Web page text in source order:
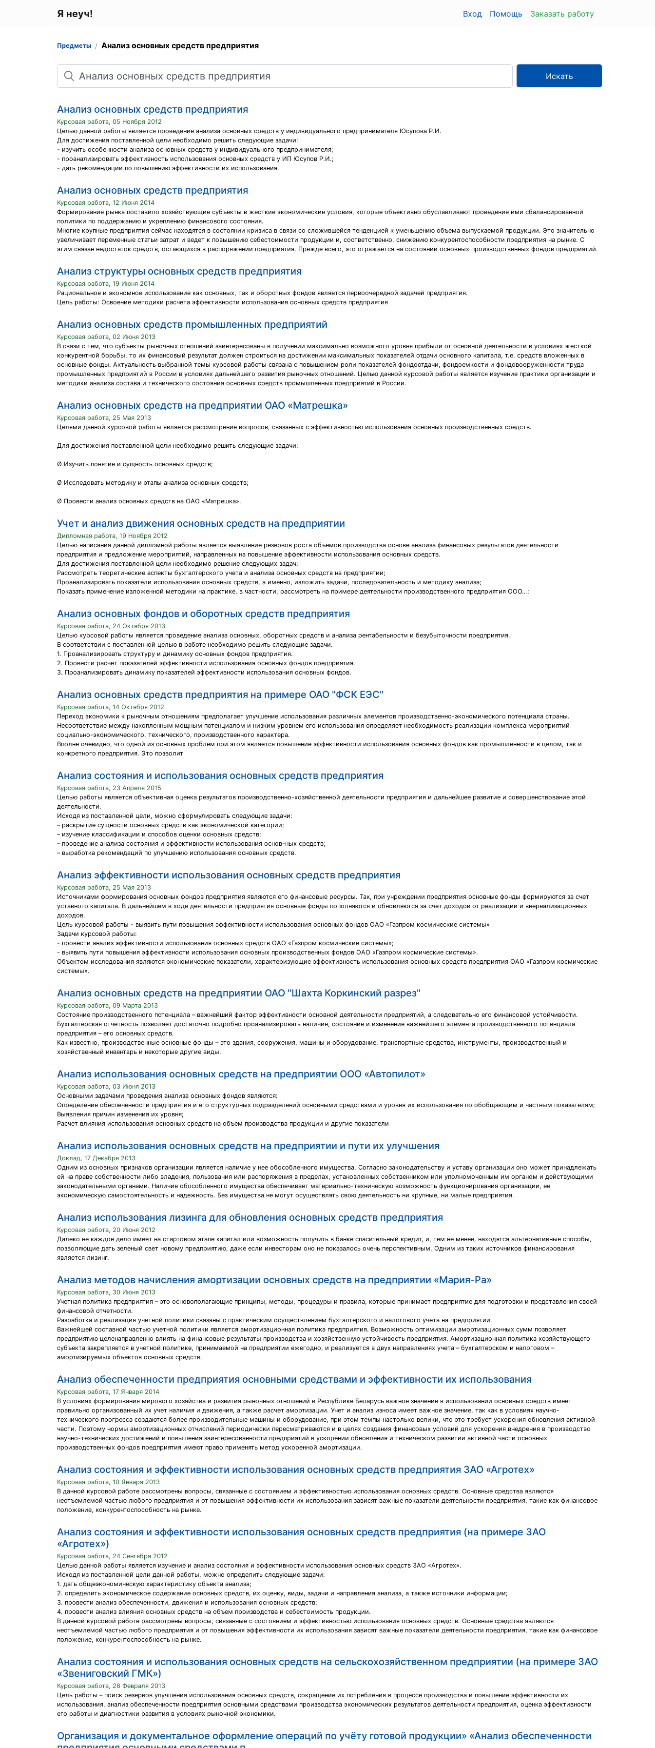
Я неуч! Вход Помощь Заказать работу
Предметы Анализ основных средств предприятия
Поиск
Искать
Анализ основных средств предприятия
Курсовая работа, 05 Ноября 2012
Целью данной работы является проведение анализа основных средств у индивидуального предпринимателя Юсупова Р.И.
Для достижения поставленной цели необходимо решить следующие задачи:
- изучить особенности анализа основных средств у индивидуального предпринимателя;
- проанализировать эффективность использования основных средств у ИП Юсупов Р.И.;
- дать рекомендации по повышению эффективности их использования.
Анализ основных средств предприятия
Курсовая работа, 12 Июня 2014
Формирование рынка поставило хозяйствующие субъекты в жесткие экономические условия, которые объективно обуславливают проведение ими сбалансированной
политики по поддержанию и укреплению финансового состояния.
Многие крупные предприятия сейчас находятся в состоянии кризиса в связи со сложившейся тенденцией к уменьшению объема выпускаемой продукции. Это значительно
увеличивает переменные статьи затрат и ведет к повышению себестоимости продукции и, соответственно, снижению конкурентоспособности предприятия на рынке. С
этим связан недостаток средств, остающихся в распоряжении предприятия. Прежде всего, это отражается на состоянии основных производственных фондов предприятий.
Анализ структуры основных средств предприятия
Курсовая работа, 19 Июня 2014
Рациональное и экономное использование как основных, так и оборотных фондов является первоочередной задачей предприятия.
Цель работы: Освоение методики расчета эффективности использования основных средств предприятия
Анализ основных средств промышленных предприятий
Курсовая работа, 02 Июня 2013
В связи с тем, что субъекты рыночных отношений заинтересованы в получении максимально возможного уровня прибыли от основной деятельности в условиях жесткой
конкурентной борьбы, то их финансовый результат должен строиться на достижении максимальных показателей отдачи основного капитала, т.е. средств вложенных в
основные фонды. Актуальность выбранной темы курсовой работы связана с повышением роли показателей фондоотдачи, фондоемкости и фондовооруженности труда
промышленных предприятий в России в условиях дальнейшего развития рыночных отношений. Целью данной курсовой работы является изучение практики организации и
методики анализа состава и технического состояния основных средств промышленных предприятий в России.
Анализ основных средств на предприятии ОАО «Матрешка»
Курсовая работа, 25 Мая 2013
Целями данной курсовой работы является рассмотрение вопросов, связанных с эффективностью использования основных производственных средств.
Для достижения поставленной цели необходимо решить следующие задачи:
Ø Изучить понятие и сущность основных средств;
Ø Исследовать методику и этапы анализа основных средств;
Ø Провести анализ основных средств на ОАО «Матрешка».
Учет и анализ движения основных средств на предприятии
Дипломная работа, 19 Ноября 2012
Целью написания данной дипломной работы является выявление резервов роста объемов производства основе анализа финансовых результатов деятельности
предприятия и предложение мероприятий, направленных на повышение эффективности использования основных средств.
Для достижения поставленной цели необходимо решение следующих задач:
Рассмотреть теоретические аспекты бухгалтерского учета и анализа основных средств на предприятии;
Проанализировать показатели использования основных средств, а именно, изложить задачи, последовательность и методику анализа;
Показать применение изложенной методики на практике, в частности, рассмотреть на примере деятельности производственного предприятия ООО…;
Анализ основных фондов и оборотных средств предприятия
Курсовая работа, 24 Октября 2013
Целью курсовой работы является проведение анализа основных, оборотных средств и анализа рентабельности и безубыточности предприятия.
В соответствии с поставленной целью в работе необходимо решить следующие задачи.
1. Проанализировать структуру и динамику основных фондов предприятия.
2. Провести расчет показателей эффективности использования основных фондов предприятия.
3. Проанализировать динамику показателей эффективности использования основных фондов.
Анализ основных средств предприятия на примере ОАО "ФСК ЕЭС"
Курсовая работа, 14 Октября 2012
Переход экономики к рыночным отношениям предполагает улучшение использования различных элементов производственно-экономического потенциала страны.
Несоответствие между накопленным мощным потенциалом и низким уровнем его использования определяет необходимость реализации комплекса мероприятий
социально-экономического, технического, производственного характера.
Вполне очевидно, что одной из основных проблем при этом является повышение эффективности использования основных фондов как промышленности в целом, так и
конкретного предприятия. Это позволит
Анализ состояния и использования основных средств предприятия
Курсовая работа, 23 Апреля 2015
Целью работы является объективная оценка результатов производственно-хозяйственной деятельности предприятия и дальнейшее развитие и совершенствование этой
деятельности.
Исходя из поставленной цели, можно сформулировать следующие задачи:
– раскрытие сущности основных средств как экономической категории;
– изучение классификации и способов оценки основных средств;
– проведение анализа состояния и эффективности использования основ-ных средств;
– выработка рекомендаций по улучшению использования основных средств.
Анализ эффективности использования основных средств предприятия
Курсовая работа, 25 Мая 2013
Источниками формирования основных фондов предприятия являются его финансовые ресурсы. Так, при учреждении предприятия основные фонды формируются за счет
уставного капитала. В дальнейшем в ходе деятельности предприятия основные фонды пополняются и обновляются за счет доходов от реализации и внереализационных
доходов.
Цель курсовой работы - выявить пути повышения эффективности использования основных фондов ОАО «Газпром космические системы»
Задачи курсовой работы:
- провести анализ эффективности использования основных средств ОАО «Газпром космические системы»;
- выявить пути повышения эффективности использования основных производственных фондов ОАО «Газпром космические системы».
Объектом исследования являются экономические показатели, характеризующие эффективность использования основных средств предприятия ОАО «Газпром космические
системы».
Анализ основных средств на предприятии ОАО "Шахта Коркинский разрез"
Курсовая работа, 09 Марта 2013
Состояние производственного потенциала – важнейший фактор эффективности основной деятельности предприятий, а следовательно его финансовой устойчивости.
Бухгалтерская отчетность позволяет достаточно подробно проанализировать наличие, состояние и изменение важнейшего элемента производственного потенциала
предприятия – его основных средств.
Как известно, производственные основные фонды – это здания, сооружения, машины и оборудование, транспортные средства, инструменты, производственный и
хозяйственный инвентарь и некоторые другие виды.
Анализ использования основных средств на предприятии ООО «Автопилот»
Курсовая работа, 03 Июня 2013
Основными задачами проведения анализа основных фондов являются:
Определение обеспеченности предприятия и его структурных подразделений основными средствами и уровня их использования по обобщающим и частным показателям;
Выявления причин изменения их уровня;
Расчет влияния использования основных средств на объем производства продукции и другие показатели
Анализ использования основных средств на предприятии и пути их улучшения
Доклад, 17 Декабря 2013
Одним из основных признаков организации является наличие у нее обособленного имущества. Согласно законодательству и уставу организации оно может принадлежать
ей на праве собственности либо владения, пользования или распоряжения в пределах, установленных собственником или уполномоченным им органом и действующими
законодательными органами. Наличие обособленного имущества обеспечивает материально-техническую возможность функционирования организации, ее
экономическую самостоятельность и надежность. Без имущества не могут осуществлять свою деятельность ни крупные, ни малые предприятия.
Анализ использования лизинга для обновления основных средств предприятия
Курсовая работа, 20 Июня 2012
Далеко не каждое дело имеет на стартовом этапе капитал или возможность получить в банке спасительный кредит, и, тем не менее, находятся альтернативные способы,
позволяющие дать зеленый свет новому предприятию, даже если инвесторам оно не показалось очень перспективным. Одним из таких источников финансирования
является лизинг.
Анализ методов начисления амортизации основных средств на предприятии «Мария-Ра»
Курсовая работа, 30 Июня 2013
Учетная политика предприятия – это основополагающие принципы, методы, процедуры и правила, которые принимает предприятие для подготовки и представления своей
финансовой отчетности.
Разработка и реализация учетной политики связаны с практическим осуществлением бухгалтерского и налогового учета на предприятии.
Важнейшей составной частью учетной политики является амортизационная политика предприятия. Возможность оптимизации амортизационных сумм позволяет
предприятию целенаправленно влиять на финансовые результаты производства и хозяйственную устойчивость предприятия. Амортизационная политика хозяйствующего
субъекта закрепляется в учетной политике, принимаемой на предприятии ежегодно, и реализуется в двух направлениях учета – бухгалтерском и налоговом –
амортизируемых объектов основных средств.
Анализ обеспеченности предприятия основными средствами и эффективности их использования
Курсовая работа, 17 Января 2014
В условиях формирования мирового хозяйства и развития рыночных отношений в Республике Беларусь важное значение в использовании основных средств имеет
правильно организованный их учет наличия и движения, а также расчет амортизации. Учет и анализ износа имеет важное значение, так как в условиях научно-
технического прогресса создаются более производительные машины и оборудование, при этом темпы настолько велики, что это требует ускорения обновления активной
части. Поэтому нормы амортизационных отчислений периодически пересматриваются и в целях создания финансовых условий для ускорения внедрения в производство
научно-технических достижений и повышения заинтересованности предприятий в ускорении обновления и техническом развитии активной части основных
производственных фондов предприятия имеют право применять метод ускоренной амортизации.
Анализ состояния и эффективности использования основных средств предприятия ЗАО «Агротех»
Курсовая работа, 10 Января 2013
В данной курсовой работе рассмотрены вопросы, связанные с состоянием и эффективностью использования основных средств. Основные средства являются
неотъемлемой частью любого предприятия и от повышения эффективности их использования зависят важные показатели деятельности предприятия, такие как финансовое
положение, конкурентоспособность на рынке.
Анализ состояния и эффективности использования основных средств предприятия (на примере ЗАО
«Агротех»)
Курсовая работа, 24 Сентября 2012
Целью данной работы является изучение и анализ состояния и эффективности использования основных средств ЗАО «Агротех».
Исходя из поставленной цели данной работы, можно определить следующие задачи:
1. дать общеэкономическую характеристику объекта анализа;
2. определить экономическое содержание основных средств, их оценку, виды, задачи и направления анализа, а также источники информации;
3. провести анализ обеспеченности, движения и использования основных средств;
4. провести анализ влияния основных средств на объем производства и себестоимость продукции.
В данной курсовой работе рассмотрены вопросы, связанные с состоянием и эффективностью использования основных средств. Основные средства являются
неотъемлемой частью любого предприятия и от повышения эффективности их использования зависят важные показатели деятельности предприятия, такие как финансовое
положение, конкурентоспособность на рынке.
Анализ состояния и использования основных средств на сельскохозяйственном предприятии (на примере ЗАО
«Звениговский ГМК»)
Курсовая работа, 26 Февраля 2013
Цель работы – поиск резервов улучшения использования основных средств, сокращение их потребления в процессе производства и повышение эффективности их
использования. анализ обеспеченности предприятия основными средствами производства экономических результатов деятельности предприятия, оценка эффективности
его работы и диагностики развития в условиях рыночной экономики.
Организация и документальное оформление операций по учёту готовой продукции» «Анализ обеспеченности